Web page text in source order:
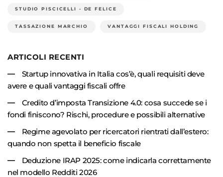
STUDIO PISCICELLI - DE FELICE
TASSAZIONE MARCHIO VANTAGGI FISCALI HOLDING
ARTICOLI RECENTI
Startup innovativa in Italia cos’è, quali requisiti deve
avere e quali vantaggi fiscali offre
Credito d’imposta Transizione 4.0: cosa succede se i
fondi finiscono? Rischi, procedure e possibili alternative
Regime agevolato per ricercatori rientrati dall’estero:
quando non spetta il beneficio fiscale
Deduzione IRAP 2025: come indicarla correttamente
nel modello Redditi 2026